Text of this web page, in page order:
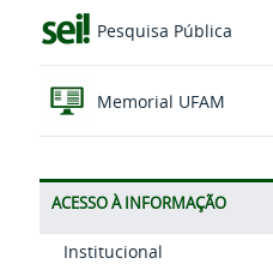
Pesquisa Pública
Memorial UFAM
ACESSO À INFORMAÇÃO
Institucional